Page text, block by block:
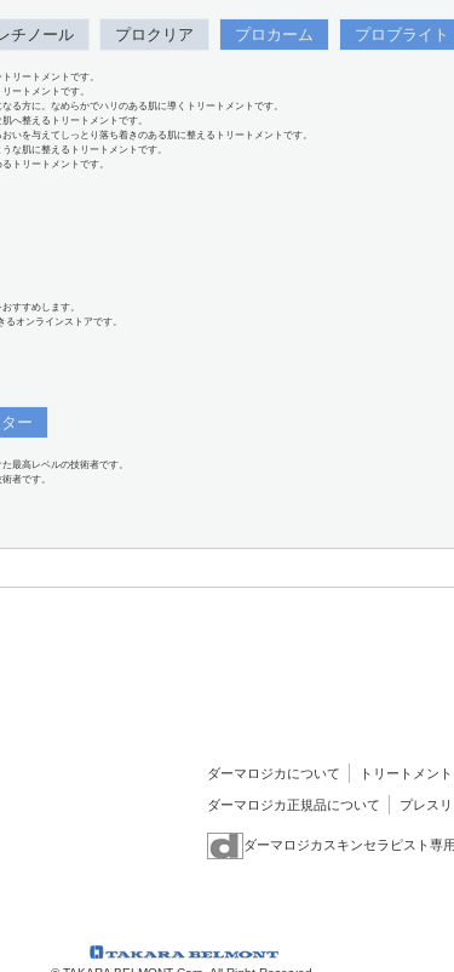
チノール プロクリア プロカーム プロブライト
リートメントです。
ートメントです。
る方に。なめらかでハリのある肌に導くトリートメントです。
へ整えるトリートメントです。
いを与えてしっとり落ち着きのある肌に整えるトリートメントです。
な肌に整えるトリートメントです。
トリートメントです。
すすめします。
オンラインストアです。
ー
最高レベルの技術者です。
者です。
ダーマロジカについて トリートメント
ダーマロジカ正規品について プレス
ダーマロジカスキンセラピスト専